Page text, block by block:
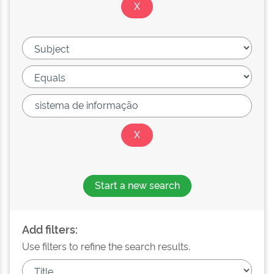
Start a new search
Add filters:
Use filters to refine the search results.